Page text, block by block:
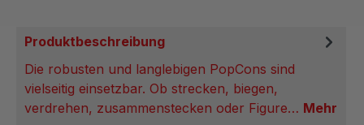
Produktbeschreibung
Die robusten und langlebigen PopCons sind
vielseitig einsetzbar. Ob strecken, biegen,
verdrehen, zusammenstecken oder Figure… Mehr